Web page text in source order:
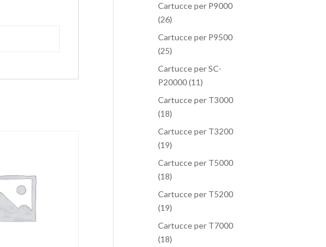
Cartucce per P9000
(26)
Cartucce per P9500
(25)
Cartucce per SC-
P20000(11)
Cartucce per T3000
(18)
Cartucce per T3200
(19)
Cartucce per T5000
(18)
Cartucce per T5200
(19)
Cartucce per T7000
(18)